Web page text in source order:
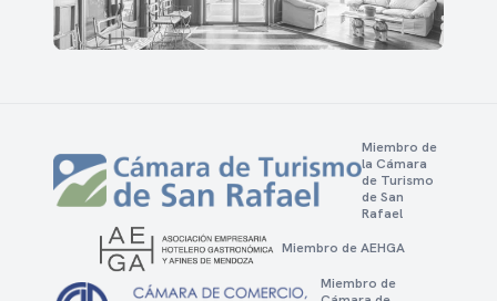
Miembro de
la Cámara
de Turismo
de San
Rafael
Miembro de AEHGA
Miembro de